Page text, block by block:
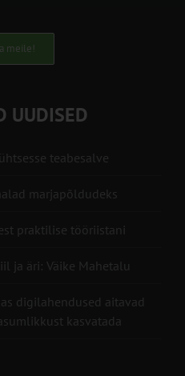
meile!
UUDISED
teabesalve
marjapõldudeks
praktilise tööriistani
ja äri: Väike Mahetalu
digilahendused aitavad
kasvatada